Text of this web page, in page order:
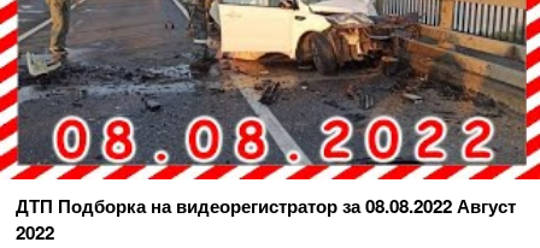
ДТП Подборка на видеорегистратор за 08.08.2022 Август
2022